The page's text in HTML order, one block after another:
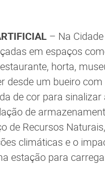
– Na
em espaços
horta,
desde um bueiro
de cor para
de
de Recursos
climáticas e o
estação para